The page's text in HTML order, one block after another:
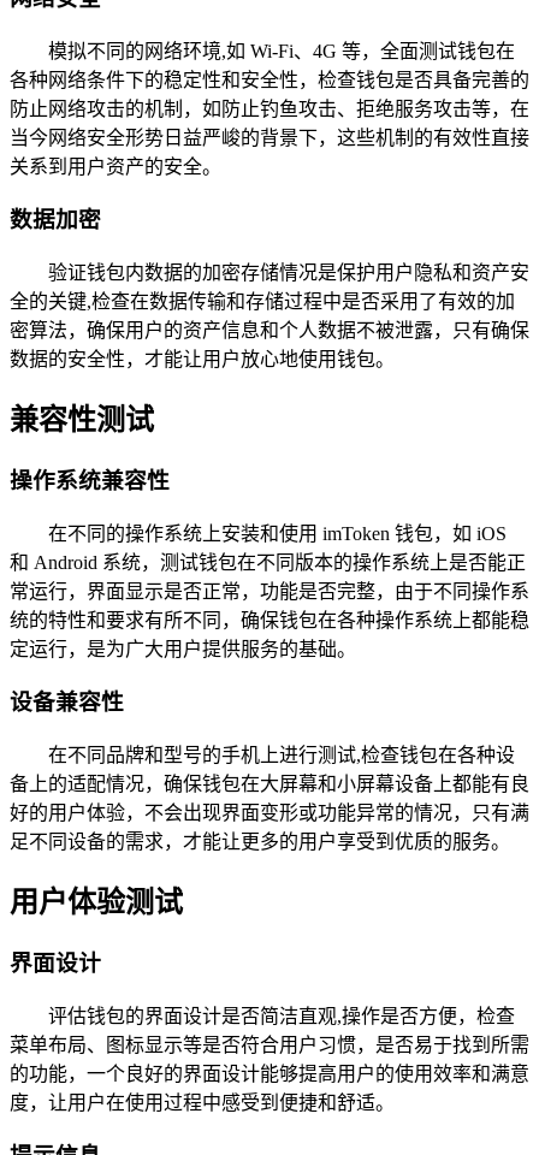
模拟不同的网络环境,如 Wi-Fi、4G 等，全面测试钱包在
各种网络条件下的稳定性和安全性，检查钱包是否具备完善的
防止网络攻击的机制，如防止钓鱼攻击、拒绝服务攻击等，在
当今网络安全形势日益严峻的背景下，这些机制的有效性直接
关系到用户资产的安全。
数据加密
验证钱包内数据的加密存储情况是保护用户隐私和资产安
全的关键,检查在数据传输和存储过程中是否采用了有效的加
密算法，确保用户的资产信息和个人数据不被泄露，只有确保
数据的安全性，才能让用户放心地使用钱包。
兼容性测试
操作系统兼容性
在不同的操作系统上安装和使用 imToken 钱包，如 iOS
和 Android 系统，测试钱包在不同版本的操作系统上是否能正
常运行，界面显示是否正常，功能是否完整，由于不同操作系
统的特性和要求有所不同，确保钱包在各种操作系统上都能稳
定运行，是为广大用户提供服务的基础。
设备兼容性
在不同品牌和型号的手机上进行测试,检查钱包在各种设
备上的适配情况，确保钱包在大屏幕和小屏幕设备上都能有良
好的用户体验，不会出现界面变形或功能异常的情况，只有满
足不同设备的需求，才能让更多的用户享受到优质的服务。
用户体验测试
界面设计
评估钱包的界面设计是否简洁直观,操作是否方便，检查
菜单布局、图标显示等是否符合用户习惯，是否易于找到所需
的功能，一个良好的界面设计能够提高用户的使用效率和满意
度，让用户在使用过程中感受到便捷和舒适。